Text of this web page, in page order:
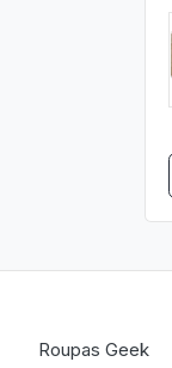
Roupas Geek